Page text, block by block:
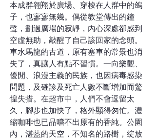
本成群翱翔於廣場、穿梭在人群中的鴿
子，也寥寥無幾。偶從教堂傳出的鐘
聲，劃過廣場的寂靜，內心深處卻感到
空虛無助，敲醒了自己該回家的念頭。
車水馬龍的古道，原有塞車的常景也消
失了，真讓人有點不習慣。一向樂觀、
優閒、浪漫主義的民族，也因病毒感染
問題，及確診及死亡人數不斷增加而驚
惶失措。在超市中，人們不會逗留太
久，腳步也加快了，格外顯得匆忙。濃
縮咖啡也已品嚐不出原有的香純。公園
內，湛藍的天空，不知名的路樹，綻放